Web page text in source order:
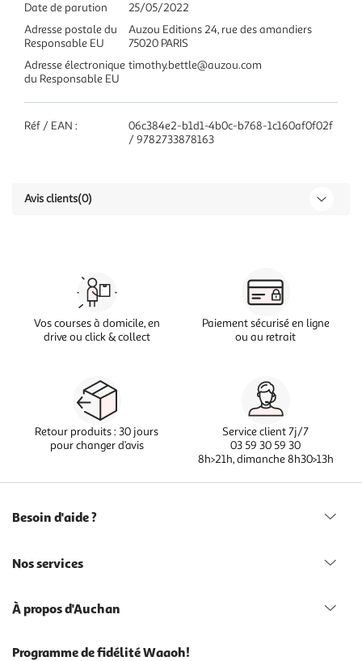
Date de parution
25/05/2022
Adresse postale du
Responsable EU
Auzou Editions 24, rue des amandiers
75020 PARIS
Adresse électronique
du Responsable EU
timothy.bettle@auzou.com
Réf / EAN :
06c384e2-b1d1-4b0c-b768-1c160af0f02f
/ 9782733878163
Avis clients(0)
Vos courses à domicile, en
drive ou click & collect
Paiement sécurisé en ligne
ou au retrait
Retour produits : 30 jours
pour changer d’avis
Service client 7j/7
03 59 30 59 30
8h>21h, dimanche 8h30>13h
Besoin d'aide ?
Nos services
À propos d'Auchan
Programme de fidélité Waaoh!